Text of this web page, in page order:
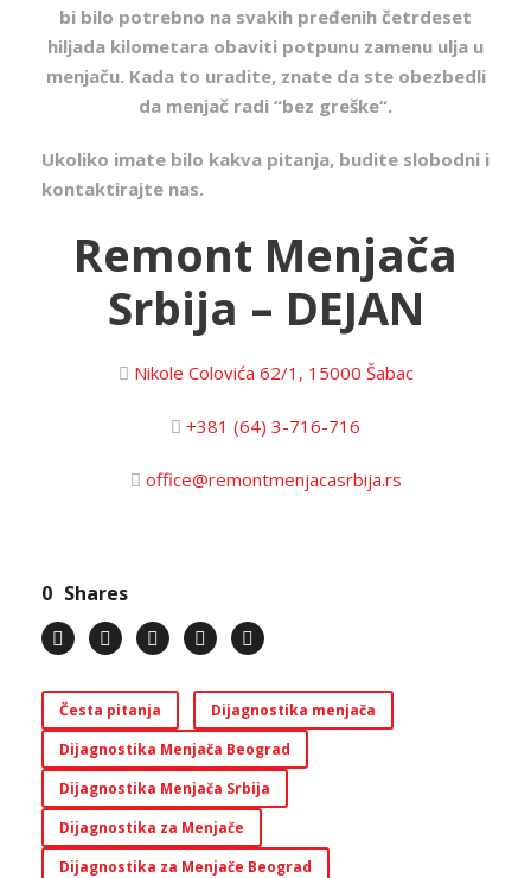
bi bilo potrebno na svakih pređenih četrdeset
hiljada kilometara obaviti potpunu zamenu ulja u
menjaču. Kada to uradite, znate da ste obezbedli
da menjač radi “bez greške“.
Ukoliko imate bilo kakva pitanja, budite slobodni i
kontaktirajte nas.
Remont Menjača
Srbija – DEJAN
Nikole Colovića 62/1, 15000 Šabac
+381 (64) 3-716-716
office@remontmenjacasrbija.rs
0 Shares
Česta pitanja
Dijagnostika menjača
Dijagnostika Menjača Beograd
Dijagnostika Menjača Srbija
Dijagnostika za Menjače
Dijagnostika za Menjače Beograd